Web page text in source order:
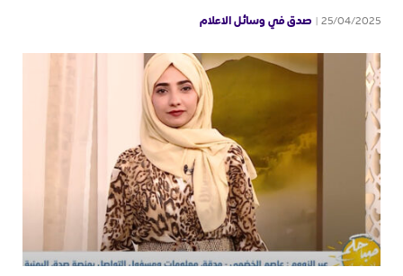
25/04/2025 صدق في وسائل الاعلام